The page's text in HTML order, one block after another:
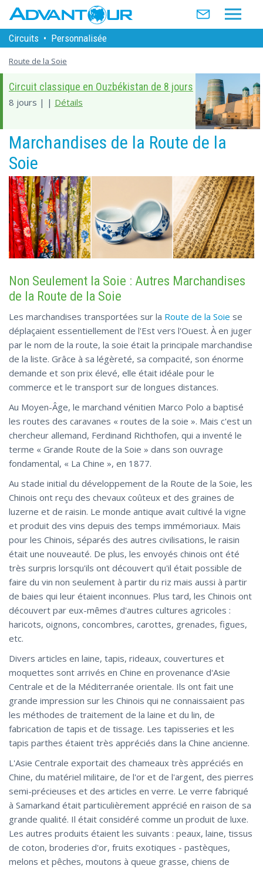
Circuits • Personnalisée
Route de la Soie
Circuit classique en Ouzbékistan de 8 jours
8 jours | | Détails
Marchandises de la Route de la
Soie
Non Seulement la Soie : Autres Marchandises
de la Route de la Soie
Les marchandises transportées sur la Route de la Soie se
déplaçaient essentiellement de l'Est vers l'Ouest. À en juger
par le nom de la route, la soie était la principale marchandise
de la liste. Grâce à sa légèreté, sa compacité, son énorme
demande et son prix élevé, elle était idéale pour le
commerce et le transport sur de longues distances.
Au Moyen-Âge, le marchand vénitien Marco Polo a baptisé
les routes des caravanes « routes de la soie ». Mais c'est un
chercheur allemand, Ferdinand Richthofen, qui a inventé le
terme « Grande Route de la Soie » dans son ouvrage
fondamental, « La Chine », en 1877.
Au stade initial du développement de la Route de la Soie, les
Chinois ont reçu des chevaux coûteux et des graines de
luzerne et de raisin. Le monde antique avait cultivé la vigne
et produit des vins depuis des temps immémoriaux. Mais
pour les Chinois, séparés des autres civilisations, le raisin
était une nouveauté. De plus, les envoyés chinois ont été
très surpris lorsqu'ils ont découvert qu'il était possible de
faire du vin non seulement à partir du riz mais aussi à partir
de baies qui leur étaient inconnues. Plus tard, les Chinois ont
découvert par eux-mêmes d'autres cultures agricoles :
haricots, oignons, concombres, carottes, grenades, figues,
etc.
Divers articles en laine, tapis, rideaux, couvertures et
moquettes sont arrivés en Chine en provenance d'Asie
Centrale et de la Méditerranée orientale. Ils ont fait une
grande impression sur les Chinois qui ne connaissaient pas
les méthodes de traitement de la laine et du lin, de
fabrication de tapis et de tissage. Les tapisseries et les
tapis parthes étaient très appréciés dans la Chine ancienne.
L'Asie Centrale exportait des chameaux très appréciés en
Chine, du matériel militaire, de l'or et de l'argent, des pierres
semi-précieuses et des articles en verre. Le verre fabriqué
à Samarkand était particulièrement apprécié en raison de sa
grande qualité. Il était considéré comme un produit de luxe.
Les autres produits étaient les suivants : peaux, laine, tissus
de coton, broderies d'or, fruits exotiques - pastèques,
melons et pêches, moutons à queue grasse, chiens de